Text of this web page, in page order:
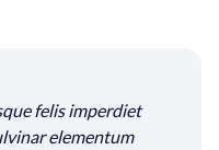
felis imperdiet
elementum